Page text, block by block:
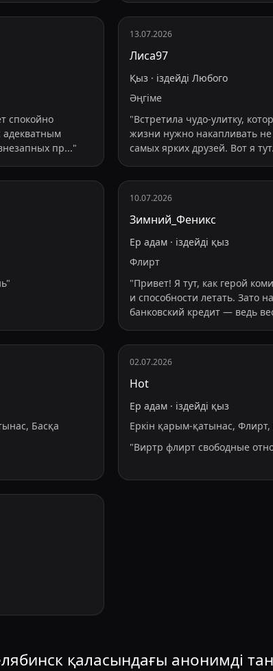
спокойно
адекватным
пр..."
13.07.2026
Лиса97
Қыз· іздейді Любого
Әңгіме
"Встретила чудо-улитку,
жизни нужно накапливать
самых ярких друзей. Вот я тут
"
10.07.2026
Зимний_Феникс
Ер адам· іздейді қыз
Флирт
"Привет! Я тут, как герой
и способности летать. Зато
банковский кредит — ведь
Басқа
02.07.2026
Hot
Ер адам· іздейді қыз
Еркін қарым-қатынас, Флирт,
"Виртр флирт свободные
қаласындағы анонимді